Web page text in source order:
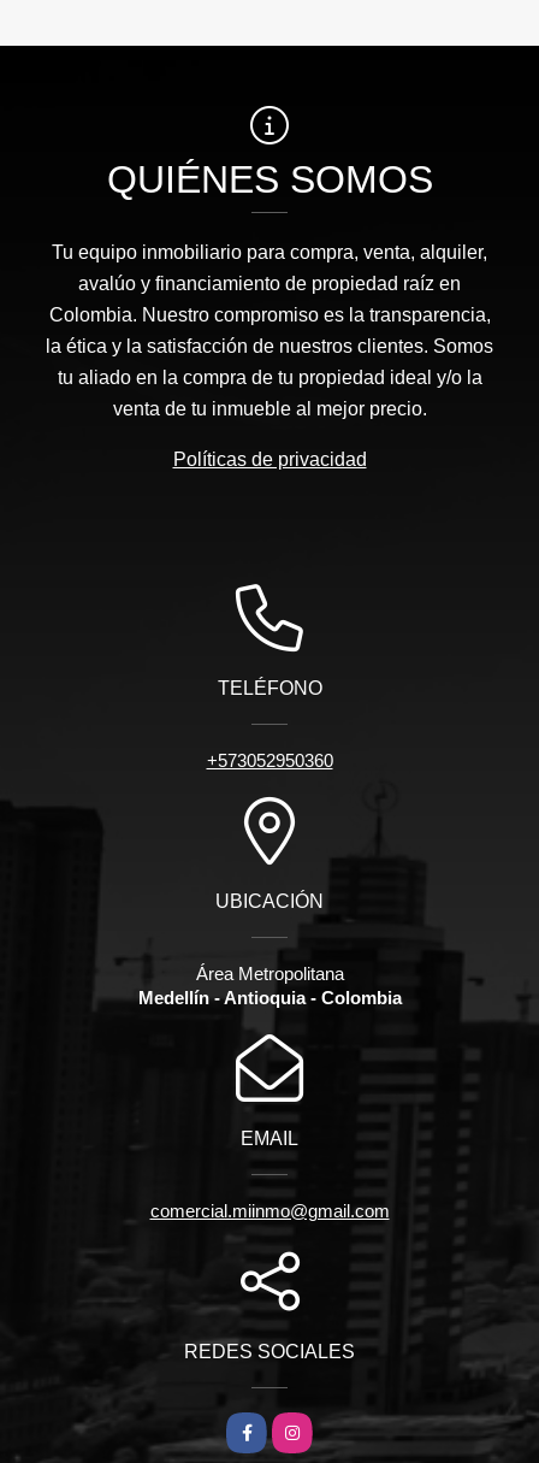
QUIÉNES SOMOS
Tu equipo inmobiliario para compra, venta, alquiler,
avalúo y financiamiento de propiedad raíz en
Colombia. Nuestro compromiso es la transparencia,
la ética y la satisfacción de nuestros clientes. Somos
tu aliado en la compra de tu propiedad ideal y/o la
venta de tu inmueble al mejor precio.
Políticas de privacidad
TELÉFONO
+573052950360
UBICACIÓN
Área Metropolitana
Medellín - Antioquia - Colombia
EMAIL
comercial.miinmo@gmail.com
REDES SOCIALES
FacebookInstagram